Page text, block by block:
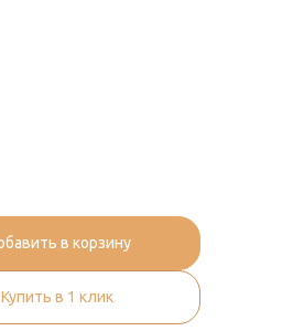
Добавить в корзину
Купить в 1 клик